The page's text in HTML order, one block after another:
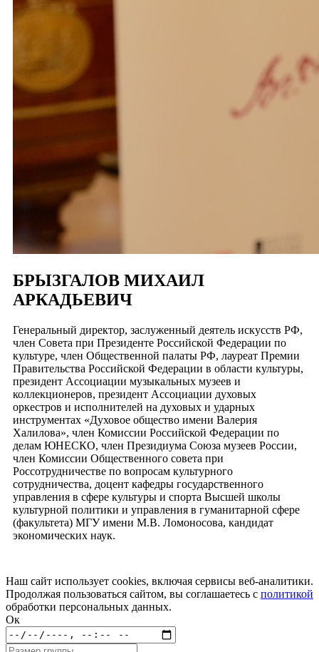
БРЫЗГАЛОВ МИХАИЛ
АРКАДЬЕВИЧ
Генеральный директор, заслуженный деятель искусств РФ,
член Совета при Президенте Российской Федерации по
культуре, член Общественной палаты РФ, лауреат Премии
Правительства Российской Федерации в области культуры,
президент Ассоциации музыкальных музеев и
коллекционеров, президент Ассоциации духовых
оркестров и исполнителей на духовых и ударных
инструментах «Духовое общество имени Валерия
Халилова», член Комиссии Российской Федерации по
делам ЮНЕСКО, член Президиума Союза музеев России,
член Комиссии Общественного совета при
Россотрудничестве по вопросам культурного
сотрудничества, доцент кафедры государственного
управления в сфере культуры и спорта Высшей школы
культурной политики и управления в гуманитарной сфере
(факультета) МГУ имени М.В. Ломоносова, кандидат
экономических наук.
Наш сайт использует cookies, включая сервисы веб-аналитики.
Продолжая пользоваться сайтом, вы соглашаетесь с политикой
обработки персональных данных.
Ок